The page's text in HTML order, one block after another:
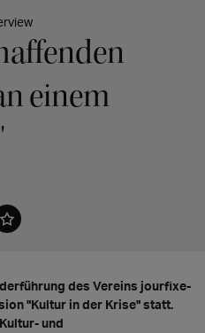
einem
des Vereins jourfixe-
"Kultur in der Krise" statt.
und